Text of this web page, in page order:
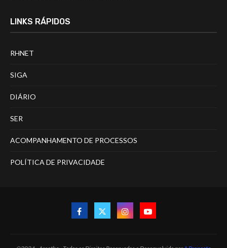
LINKS RÁPIDOS
RHNET
SIGA
DIÁRIO
SER
ACOMPANHAMENTO DE PROCESSOS
POLÍTICA DE PRIVACIDADE